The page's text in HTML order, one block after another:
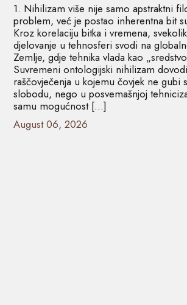
1. Nihilizam više nije samo apstraktni
problem, već je postao inherentna bit
Kroz korelaciju bitka i vremena,
djelovanje u tehnosferi svodi na
Zemlje, gdje tehnika vlada kao
Suvremeni ontologijski nihilizam
raščovječenja u kojemu čovjek ne gubi
slobodu, nego u posvemašnjoj
samu mogućnost […]
August 06, 2026